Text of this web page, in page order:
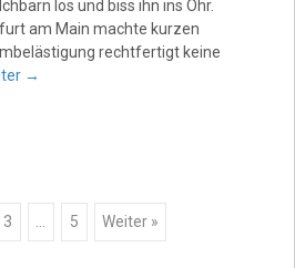
los und biss ihn ins Ohr.
am Main machte kurzen
rechtfertigt keine
→
3 5 Weiter »